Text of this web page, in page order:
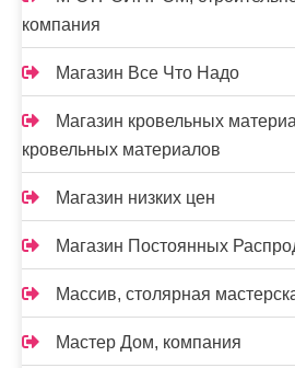
компания
Магазин Все Что Надо
Магазин кровельных
кровельных материалов
Магазин низких цен
Магазин Постоянных
Массив, столярная
Мастер Дом, компания